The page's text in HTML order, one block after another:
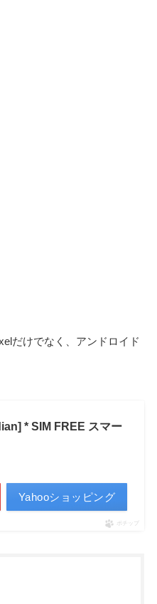
だけでなく、アンドロイド
* SIM FREE スマー
Yahooショッピング
ポチップ